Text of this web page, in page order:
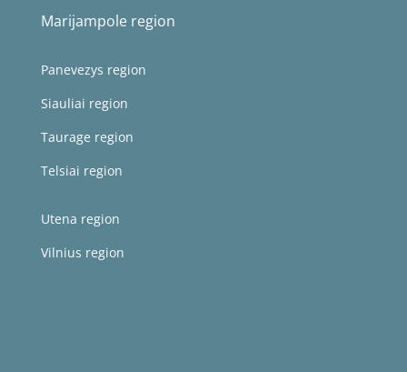
Marijampole region
Panevezys region
Siauliai region
Taurage region
Telsiai region
Utena region
Vilnius region